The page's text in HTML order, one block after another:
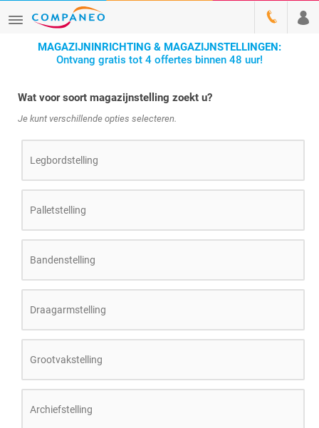
MAGAZIJNINRICHTING & MAGAZIJNSTELLINGEN:
Ontvang gratis tot 4 offertes binnen 48 uur!
Wat voor soort magazijnstelling zoekt u?
Je kunt verschillende opties selecteren.
Legbordstelling
Palletstelling
Bandenstelling
Draagarmstelling
Grootvakstelling
Archiefstelling